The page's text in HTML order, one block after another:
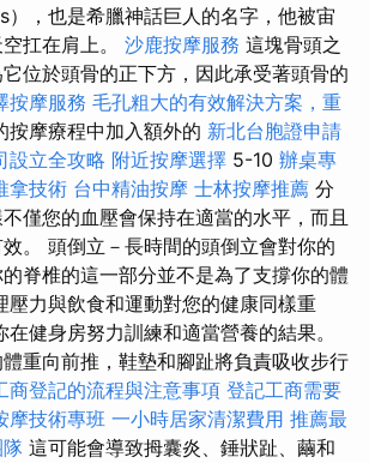
），也是希臘神話巨人的名字，他被宙
扛在肩上。 沙鹿按摩服務 這塊骨頭之
位於頭骨的正下方，因此承受著頭骨的
按摩服務 毛孔粗大的有效解決方案，重
按摩療程中加入額外的 新北台胞證申請
設立全攻略 附近按摩選擇 5-10 辦桌專
拿技術 台中精油按摩 士林按摩推薦 分
僅您的血壓會保持在適當的水平，而且
。 頭倒立－長時間的頭倒立會對你的
脊椎的這一部分並不是為了支撐你的體
壓力與飲食和運動對您的健康同樣重
健身房努力訓練和適當營養的結果。
重向前推，鞋墊和腳趾將負責吸收步行
商登記的流程與注意事項 登記工商需要
摩技術專班 一小時居家清潔費用 推薦最
這可能會導致拇囊炎、錘狀趾、繭和